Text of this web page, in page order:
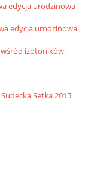
edycja urodzinowa
edycja urodzinowa
wśród izotoników.
Setka 2015